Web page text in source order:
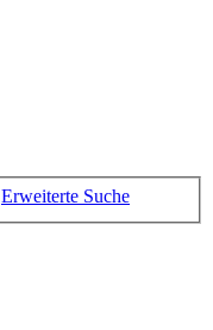
Erweiterte Suche